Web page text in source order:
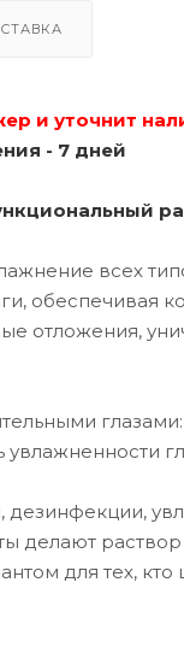
и уточнит
- 7 дней
всех
отложения,
делают
для тех,